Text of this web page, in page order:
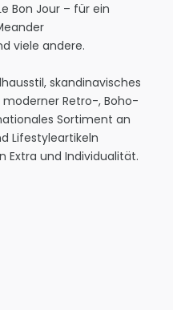
Bon Jour – für ein
viele andere.
skandinavisches
Retro-, Boho-
Sortiment an
Lifestyleartikeln
Extra und Individualität.